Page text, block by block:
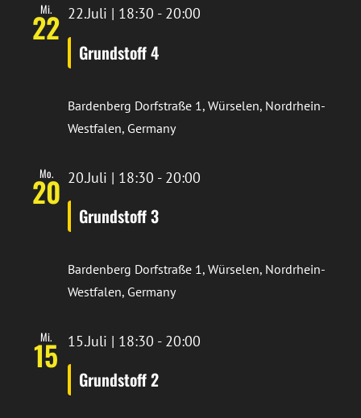
Mi.
22
Grundstoff 4
22.Juli | 18:30 - 20:00
Bardenberg Dorfstraße 1, Würselen, Nordrhein-
Westfalen, Germany
Mo.
20
Grundstoff 3
20.Juli | 18:30 - 20:00
Bardenberg Dorfstraße 1, Würselen, Nordrhein-
Westfalen, Germany
Mi.
15
Grundstoff 2
15.Juli | 18:30 - 20:00